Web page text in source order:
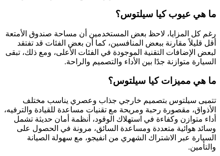
ما هي عيوب كيا سيلتوس؟
رغم كل المزايا، لاحظ بعض المستخدمين أن مساحة صندوق الأمتعة
أقل قليلاً مقارنة ببعض المنافسين، كما أن بعض الفئات قد تفتقد
لبعض الإضافات التقنية الموجودة في الفئات الأعلى، ومع ذلك، تبقى
السيارة متوازنة جدًا بين الأداء والتصميم والراحة.
ما هي مميزات كيا سيلتوس؟
تتميى سيلتوس بتصميم خارجي جذاب وعصري يناسب مختلف
الأذواق، مقصورة رحبة ومريحة مع تقنيات مساعدة للقيادة والترفيه،
أداء متوازن وكفاءة في استهلاك الوقود، أنظمة أمان حديثة تشمل
وسائد هوائية متعددة ومساعدة السائق، مرونة في الحصول على
السيارة عبر الاشتراك الشهري من انفيجو، مع سهولة الصيانة
والتأمين.